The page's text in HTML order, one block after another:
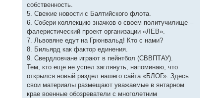
собственность.
5. Свежие новости с Балтийского флота.
6. Собери коллекцию значков о своем политучилище –
фалеристический проект организации «ЛЕВ».
7. Львовяне едут на Грюнвальд! Кто с нами?
8. Бильярд как фактор единения.
9. Свердловчане играют в пейнтбол (СВВПТАУ).
Тем, кто еще не успел заглянуть, напоминаю, что
открылся новый раздел нашего сайта «БЛОГ». Здесь
свои материалы размещают уважаемые в янтарном
крае военные обозреватели с многолетним